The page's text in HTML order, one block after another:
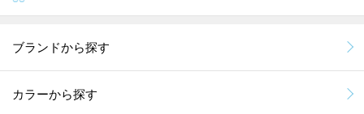
ブランドから探す
カラーから探す